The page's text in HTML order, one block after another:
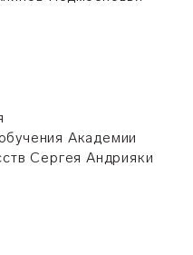
Академии
Сергея Андрияки